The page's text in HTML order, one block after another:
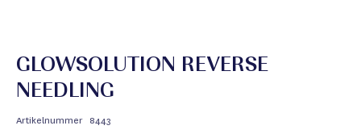
GLOWSOLUTION REVERSE
NEEDLING
Artikelnummer 8443